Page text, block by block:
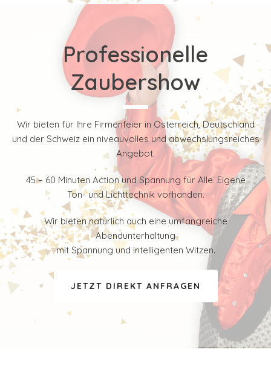
Professionelle
Zaubershow
Wir bieten für Ihre Firmenfeier in Österreich, Deutschland
und der Schweiz ein niveauvolles und abwechslungsreiches
Angebot.
45 – 60 Minuten Action und Spannung für Alle. Eigene
Ton- und Lichttechnik vorhanden.
Wir bieten natürlich auch eine umfangreiche
Abendunterhaltung
mit Spannung und intelligenten Witzen.
JETZT DIREKT ANFRAGEN